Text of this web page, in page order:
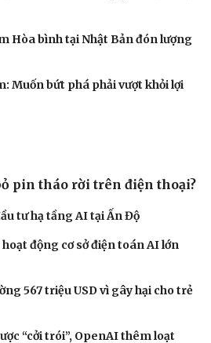
Giải trí
Thời trang
lịch Vĩnh Long hấp dẫn
Hòa bình tại Nhật Bản đón lượng
Muốn bứt phá phải vượt khỏi lợi